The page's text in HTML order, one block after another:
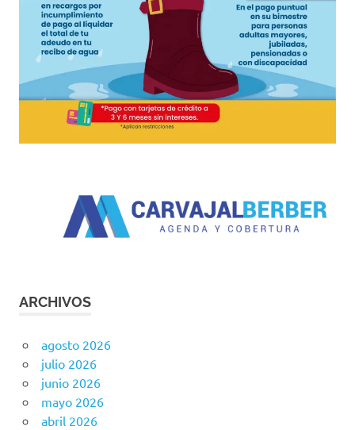
ARCHIVOS
agosto 2026
julio 2026
junio 2026
mayo 2026
abril 2026